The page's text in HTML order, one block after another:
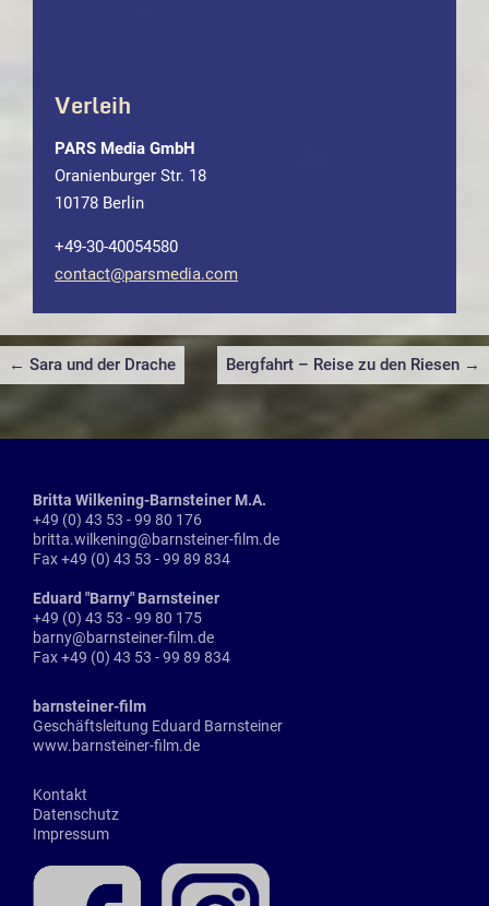
Verleih
PARS Media GmbH
Oranienburger Str. 18
10178 Berlin
+49-30-40054580
contact@parsmedia.com
Beitragsnavigation
← Sara und der Drache Bergfahrt – Reise zu den Riesen →
Britta Wilkening-Barnsteiner M.A.
+49 (0) 43 53 - 99 80 176
britta.wilkening@barnsteiner-film.de
Fax +49 (0) 43 53 - 99 89 834
Eduard "Barny" Barnsteiner
+49 (0) 43 53 - 99 80 175
barny@barnsteiner-film.de
Fax +49 (0) 43 53 - 99 89 834
barnsteiner-film
Geschäftsleitung Eduard Barnsteiner
www.barnsteiner-film.de
Kontakt
Datenschutz
Impressum